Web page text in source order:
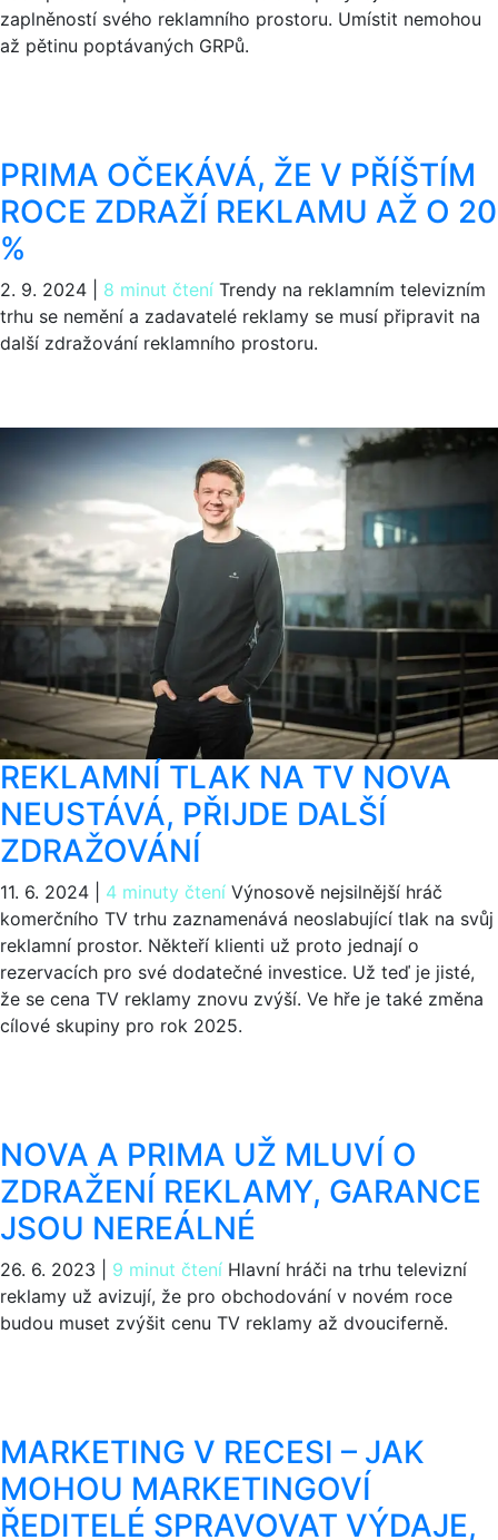
zaplněností svého reklamního prostoru. Umístit nemohou
až pětinu poptávaných GRPů.
PRIMA OČEKÁVÁ, ŽE V PŘÍŠTÍM
ROCE ZDRAŽÍ REKLAMU AŽ O 20
%
2. 9. 2024 8 minut čtení Trendy na reklamním televizním
trhu se nemění a zadavatelé reklamy se musí připravit na
další zdražování reklamního prostoru.
REKLAMNÍ TLAK NA TV NOVA
NEUSTÁVÁ, PŘIJDE DALŠÍ
ZDRAŽOVÁNÍ
11. 6. 2024 4 minuty čtení Výnosově nejsilnější hráč
komerčního TV trhu zaznamenává neoslabující tlak na svůj
reklamní prostor. Někteří klienti už proto jednají o
rezervacích pro své dodatečné investice. Už teď je jisté,
že se cena TV reklamy znovu zvýší. Ve hře je také změna
cílové skupiny pro rok 2025.
NOVA A PRIMA UŽ MLUVÍ O
ZDRAŽENÍ REKLAMY, GARANCE
JSOU NEREÁLNÉ
26. 6. 2023 9 minut čtení Hlavní hráči na trhu televizní
reklamy už avizují, že pro obchodování v novém roce
budou muset zvýšit cenu TV reklamy až dvouciferně.
MARKETING V RECESI – JAK
MOHOU MARKETINGOVÍ
ŘEDITELÉ SPRAVOVAT VÝDAJE,